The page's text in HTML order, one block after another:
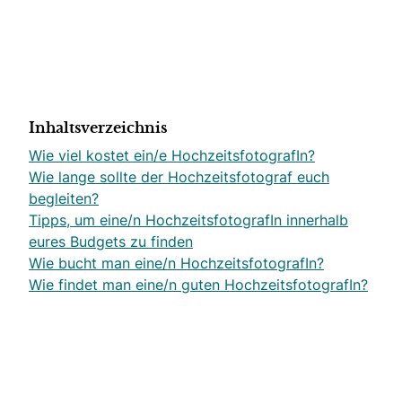
Inhaltsverzeichnis
Wie viel kostet ein/e HochzeitsfotografIn?
Wie lange sollte der Hochzeitsfotograf euch
begleiten?
Tipps, um eine/n HochzeitsfotografIn innerhalb
eures Budgets zu finden
Wie bucht man eine/n HochzeitsfotografIn?
Wie findet man eine/n guten HochzeitsfotografIn?